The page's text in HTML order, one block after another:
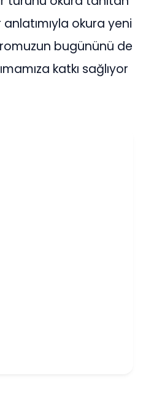
anlatımıyla okura yeni
bugününü de
katkı sağlıyor